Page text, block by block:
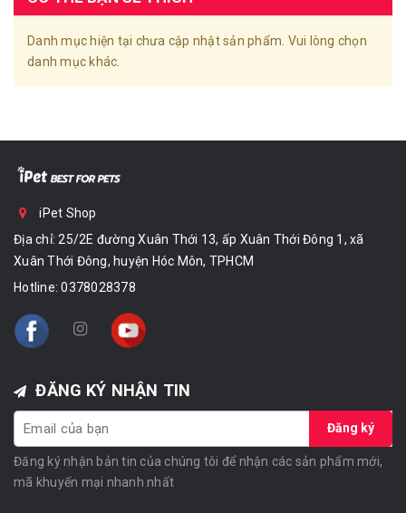
Danh mục hiện tại chưa cập nhật sản phẩm. Vui lòng chọn
danh mục khác.
iPet Shop
Địa chỉ: 25/2E đường Xuân Thới 13, ấp Xuân Thới Đông 1, xã
Xuân Thới Đông, huyện Hóc Môn, TPHCM
Hotline:0378028378
ĐĂNG KÝ NHẬN TIN
Đăng ký
Đăng ký nhận bản tin của chúng tôi để nhận các sản phẩm mới,
mã khuyến mại nhanh nhất